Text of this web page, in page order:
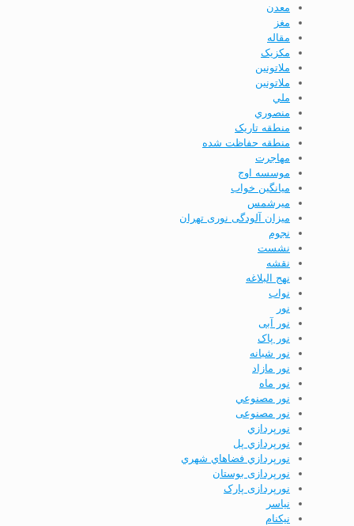
معدن
مغز
مقاله
مکزیک
ملاتونين
ملاتونین
ملي
منصوري
منطقه تاریک
منطقه حفاظت شده
مهاجرت
موسسه اوج
ميانگين خواب
ميرشمس
میزان آلودگی نوری تهران
نجوم
نشست
نقشه
نهج البلاغه
نواب
نور
نور آبی
نور پاک
نور شبانه
نور مازاد
نور ماه
نور مصنوعي
نور مصنوعی
نورپردازي
نورپردازي پل
نورپردازي فضاهاي شهري
نورپردازی بوستان
نورپردازی پارک
نياسر
نیکنام